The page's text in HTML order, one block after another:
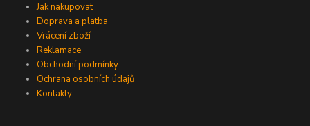
Jak nakupovat
Doprava a platba
Vrácení zboží
Reklamace
Obchodní podmínky
Ochrana osobních údajů
Kontakty